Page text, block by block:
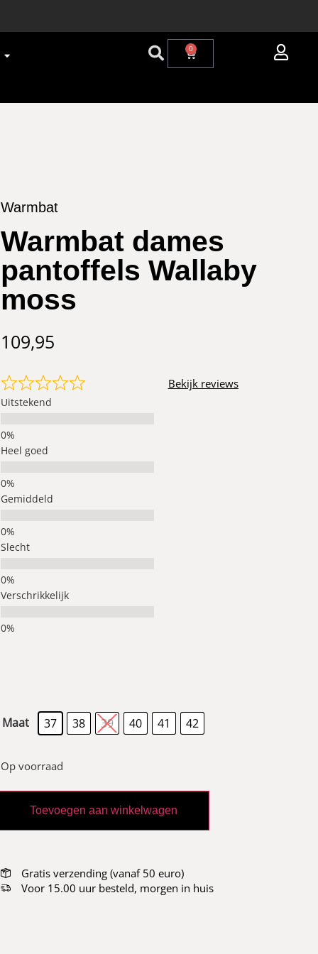
0
Warmbat
Warmbat dames
pantoffels Wallaby
moss
109,95
Uitstekend
Heel goed
Gemiddeld
Slecht
Verschrikkelijk
Bekijk reviews
Maat 37 38 39 40 41 42
Op voorraad
Toevoegen aan winkelwagen
Gratis verzending (vanaf 50 euro)
Voor 15.00 uur besteld, morgen in huis